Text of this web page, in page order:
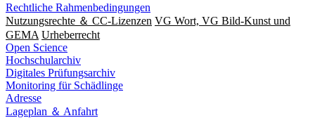
Rechtliche Rahmenbedingungen
Nutzungsrechte ＆ CC-Lizenzen VG Wort, VG Bild-Kunst und
GEMA Urheberrecht
Open Science
Hochschularchiv
Digitales Prüfungsarchiv
Monitoring für Schädlinge
Adresse
Lageplan ＆ Anfahrt